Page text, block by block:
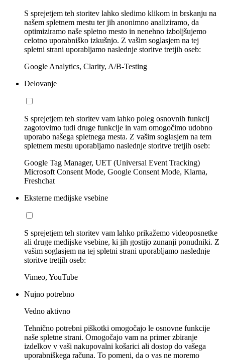
S sprejetjem teh storitev lahko sledimo klikom in brskanju na
našem spletnem mestu ter jih anonimno analiziramo, da
optimiziramo naše spletno mesto in nenehno izboljšujemo
celotno uporabniško izkušnjo. Z vašim soglasjem na tej
spletni strani uporabljamo naslednje storitve tretjih oseb:
Google Analytics, Clarity, A/B-Testing
Delovanje
S sprejetjem teh storitev vam lahko poleg osnovnih funkcij
zagotovimo tudi druge funkcije in vam omogočimo udobno
uporabo našega spletnega mesta. Z vašim soglasjem na tem
spletnem mestu uporabljamo naslednje storitve tretjih oseb:
Google Tag Manager, UET (Universal Event Tracking)
Microsoft Consent Mode, Google Consent Mode, Klarna,
Freshchat
Eksterne medijske vsebine
S sprejetjem teh storitev vam lahko prikažemo videoposnetke
ali druge medijske vsebine, ki jih gostijo zunanji ponudniki. Z
vašim soglasjem na tej spletni strani uporabljamo naslednje
storitve tretjih oseb:
Vimeo, YouTube
Nujno potrebno
Vedno aktivno
Tehnično potrebni piškotki omogočajo le osnovne funkcije
naše spletne strani. Omogočajo vam na primer zbiranje
izdelkov v vaši nakupovalni košarici ali dostop do vašega
uporabniškega računa. To pomeni, da o vas ne moremo